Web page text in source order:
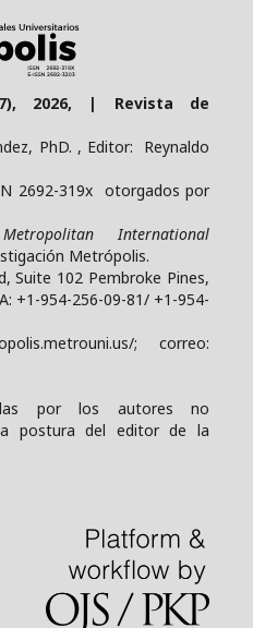
2026, | Revista de
PhD. , Editor: Reynaldo
2692-319x otorgados por
Metropolitan International
Metrópolis.
Suite 102 Pembroke Pines,
+1-954-256-09-81/ +1-954-
; correo:
por los autores no
postura del editor de la